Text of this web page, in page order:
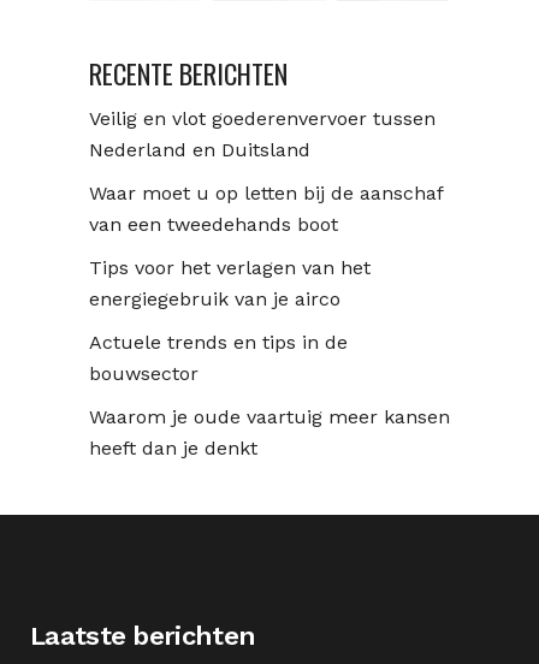
RECENTE BERICHTEN
Veilig en vlot goederenvervoer tussen
Nederland en Duitsland
Waar moet u op letten bij de aanschaf
van een tweedehands boot
Tips voor het verlagen van het
energiegebruik van je airco
Actuele trends en tips in de
bouwsector
Waarom je oude vaartuig meer kansen
heeft dan je denkt
Laatste berichten